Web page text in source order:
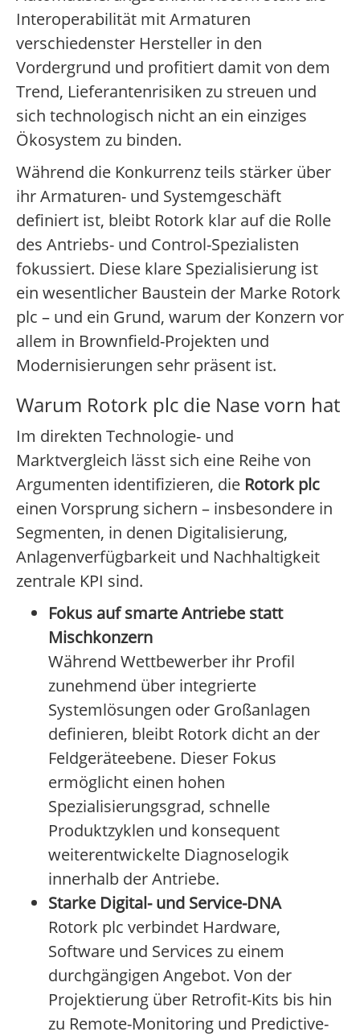
Interoperabilität mit Armaturen
verschiedenster Hersteller in den
Vordergrund und profitiert damit von dem
Trend, Lieferantenrisiken zu streuen und
sich technologisch nicht an ein einziges
Ökosystem zu binden.
Während die Konkurrenz teils stärker über
ihr Armaturen- und Systemgeschäft
definiert ist, bleibt Rotork klar auf die Rolle
des Antriebs- und Control-Spezialisten
fokussiert. Diese klare Spezialisierung ist
ein wesentlicher Baustein der Marke Rotork
plc – und ein Grund, warum der Konzern vor
allem in Brownfield-Projekten und
Modernisierungen sehr präsent ist.
Warum Rotork plc die Nase vorn hat
Im direkten Technologie- und
Marktvergleich lässt sich eine Reihe von
Argumenten identifizieren, die Rotork plc
einen Vorsprung sichern – insbesondere in
Segmenten, in denen Digitalisierung,
Anlagenverfügbarkeit und Nachhaltigkeit
zentrale KPI sind.
Fokus auf smarte Antriebe statt
Mischkonzern
Während Wettbewerber ihr Profil
zunehmend über integrierte
Systemlösungen oder Großanlagen
definieren, bleibt Rotork dicht an der
Feldgeräteebene. Dieser Fokus
ermöglicht einen hohen
Spezialisierungsgrad, schnelle
Produktzyklen und konsequent
weiterentwickelte Diagnoselogik
innerhalb der Antriebe.
Starke Digital- und Service-DNA
Rotork plc verbindet Hardware,
Software und Services zu einem
durchgängigen Angebot. Von der
Projektierung über Retrofit-Kits bis hin
zu Remote-Monitoring und Predictive-